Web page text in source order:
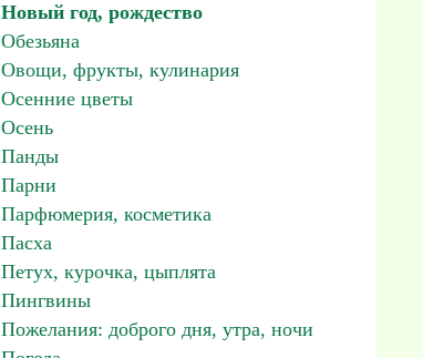
Новый год, рождество
Обезьяна
Овощи, фрукты, кулинария
Осенние цветы
Осень
Панды
Парни
Парфюмерия, косметика
Пасха
Петух, курочка, цыплята
Пингвины
Пожелания: доброго дня, утра, ночи